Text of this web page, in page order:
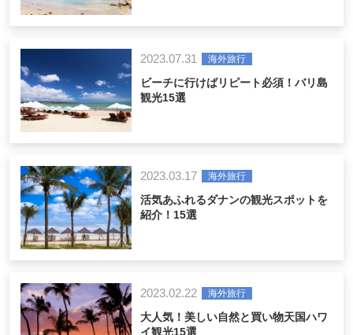
2023.07.31 海外旅行
ビーチに行けばリピート必須！バリ島
観光15選
2023.03.17 海外旅行
活気あふれるダナンの観光スポットを
紹介！15選
2023.02.22 海外旅行
大人気！美しい自然と買い物天国ハワ
イ観光15選